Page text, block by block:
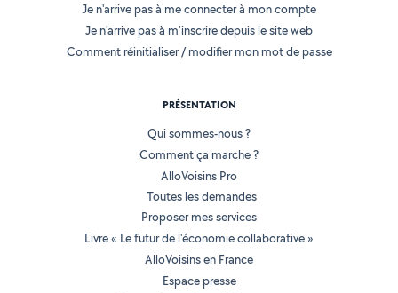
Je n'arrive pas à me connecter à mon compte
Je n'arrive pas à m'inscrire depuis le site web
Comment réinitialiser / modifier mon mot de passe
PRÉSENTATION
Qui sommes-nous ?
Comment ça marche ?
AlloVoisins Pro
Toutes les demandes
Proposer mes services
Livre « Le futur de l'économie collaborative »
AlloVoisins en France
Espace presse